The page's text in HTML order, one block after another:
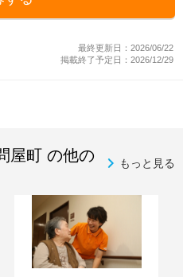
最終更新日：2026/06/22
掲載終了予定日：2026/12/29
屋町 の他の
もっと見る